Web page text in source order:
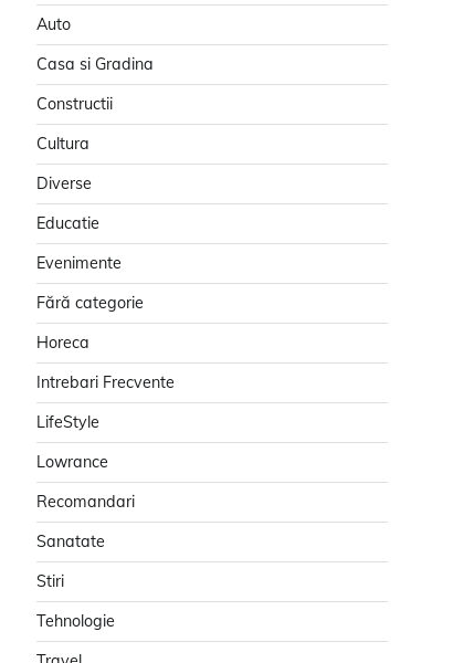
Auto
Casa si Gradina
Constructii
Cultura
Diverse
Educatie
Evenimente
Fără categorie
Horeca
Intrebari Frecvente
LifeStyle
Lowrance
Recomandari
Sanatate
Stiri
Tehnologie